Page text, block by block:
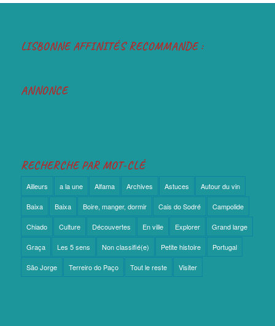
LISBONNE AFFINITÉS RECOMMANDE :
ANNONCE
RECHERCHE PAR MOT-CLÉ
Ailleurs a la une Alfama Archives Astuces Autour du vin
Baixa Baixa Boire, manger, dormir Cais do Sodré Campolide
Chiado Culture Découvertes En ville Explorer Grand large
Graça Les 5 sens Non classifié(e) Petite histoire Portugal
São Jorge Terreiro do Paço Tout le reste Visiter